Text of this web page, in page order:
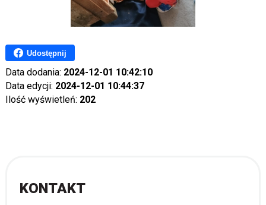
Udostępnij
Data dodania: 2024-12-01 10:42:10
Data edycji: 2024-12-01 10:44:37
Ilość wyświetleń: 202
KONTAKT